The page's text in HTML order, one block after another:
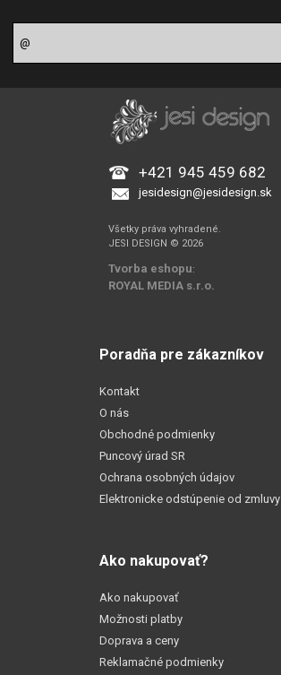
+421 945 459 682
jesidesign@jesidesign.sk
Všetky práva vyhradené.
JESI DESIGN © 2026
Tvorba eshopu:
ROYAL MEDIA s.r.o.
Poradňa pre zákazníkov
Kontakt
O nás
Obchodné podmienky
Puncový úrad SR
Ochrana osobných údajov
Elektronicke odstúpenie od zmluvy
Ako nakupovať?
Ako nakupovať
Možnosti platby
Doprava a ceny
Reklamačné podmienky